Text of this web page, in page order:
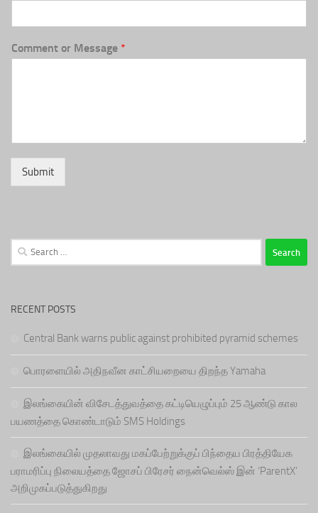
Comment or Message *
Submit
Search
for:
RECENT POSTS
Central Bank warns public against prohibited pyramid schemes
பொரளையில் அதிநவீன காட்சியறையை திறந்த Yamaha
இலங்கையின் விசேடத்துவத்தை கட்டியெழுப்பும் 25 ஆண்டு கால
பயணத்தை கொண்டாடும் SMS Holdings
இலங்கையில் முதலாவது மகப்பேற்றுக்குப் பிந்தைய பிரத்தியேக
பராமரிப்பு நிலையத்தை ஜோசப் பிரேசர் நைன்வெல்ஸ் இன் ‘ParentX’
அறிமுகப்படுத்துகிறது